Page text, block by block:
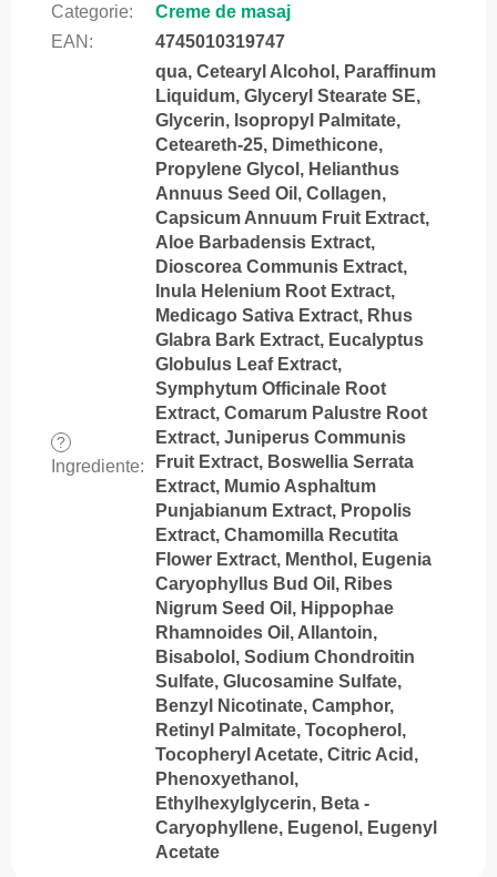
Categorie:
Creme de masaj
EAN : 4745010319747
?
Ingrediente:
qua, Cetearyl Alcohol, Paraffinum
Liquidum, Glyceryl Stearate SE,
Glycerin, Isopropyl Palmitate,
Ceteareth-25, Dimethicone,
Propylene Glycol, Helianthus
Annuus Seed Oil, Collagen,
Capsicum Annuum Fruit Extract,
Aloe Barbadensis Extract,
Dioscorea Communis Extract,
Inula Helenium Root Extract,
Medicago Sativa Extract, Rhus
Glabra Bark Extract, Eucalyptus
Globulus Leaf Extract,
Symphytum Officinale Root
Extract, Comarum Palustre Root
Extract, Juniperus Communis
Fruit Extract, Boswellia Serrata
Extract, Mumio Asphaltum
Punjabianum Extract, Propolis
Extract, Chamomilla Recutita
Flower Extract, Menthol, Eugenia
Caryophyllus Bud Oil, Ribes
Nigrum Seed Oil, Hippophae
Rhamnoides Oil, Allantoin,
Bisabolol, Sodium Chondroitin
Sulfate, Glucosamine Sulfate,
Benzyl Nicotinate, Camphor,
Retinyl Palmitate, Tocopherol,
Tocopheryl Acetate, Citric Acid,
Phenoxyethanol,
Ethylhexylglycerin, Beta -
Caryophyllene, Eugenol, Eugenyl
Acetate